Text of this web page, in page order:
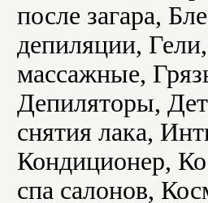
после загара,
депиляции,
массажные,
Депиляторы,
снятия лака,
Кондиционер,
спа салонов,